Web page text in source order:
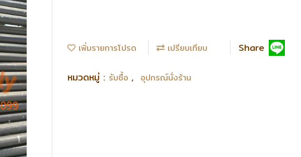
เพิ่มรายการโปรด เปรียบเทียบ Share
หมวดหมู่ : รับซื้อ , อุปกรณ์นั่งร้าน